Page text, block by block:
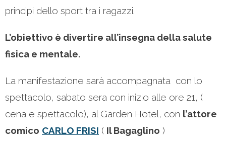
principi dello sport tra i ragazzi.
L’obiettivo è divertire all’insegna della salute
fisica e mentale.
La manifestazione sarà accompagnata con lo
spettacolo, sabato sera con inizio alle ore 21, (
cena e spettacolo), al Garden Hotel, con l’attore
comico CARLO FRISI ( Il Bagaglino )